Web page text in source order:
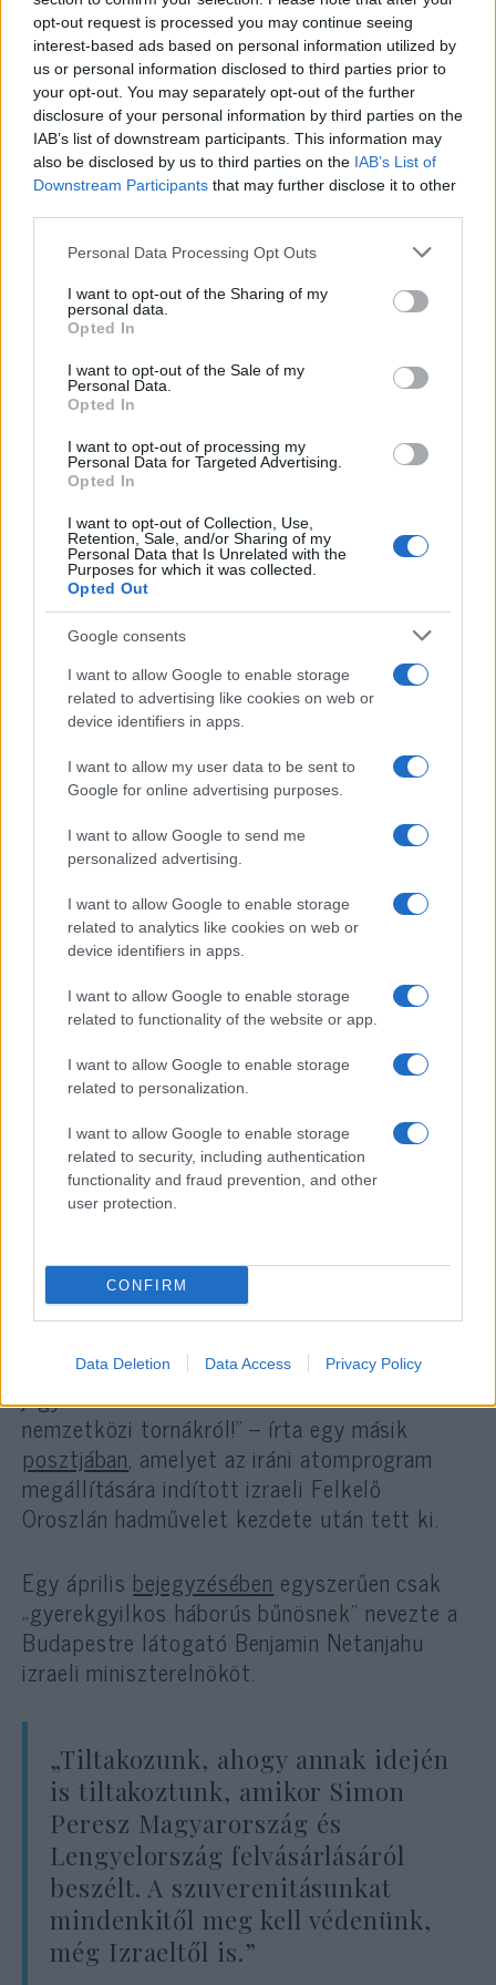
opt-out request is processed you may continue seeing
interest-based ads based on personal information utilized by
us or personal information disclosed to third parties prior to
your opt-out. You may separately opt-out of the further
disclosure of your personal information by third parties on the
IAB’s list of downstream participants. This information may
also be disclosed by us to third parties on the IAB’s List of
Downstream Participants that may further disclose it to other
Please note that this website/app uses one or more Google
not limited to your visit or usage behaviour. You may click to
grant or deny consent to Google and its third-party tags to
use your data for below specified purposes in below Google
consent section.
Personal Data Processing Opt Outs
I want to opt-out of the Sharing of my
personal data.
Opted In
I want to opt-out of the Sale of my
Personal Data.
Opted In
I want to opt-out of processing my
Personal Data for Targeted Advertising.
Opted In
I want to opt-out of Collection, Use,
Retention, Sale, and/or Sharing of my
Personal Data that Is Unrelated with the
Purposes for which it was collected.
Opted Out
Google consents
I want to allow Google to enable storage
related to advertising like cookies on web or
device identifiers in apps.
I want to allow my user data to be sent to
Google for online advertising purposes.
I want to allow Google to send me
personalized advertising.
I want to allow Google to enable storage
related to analytics like cookies on web or
device identifiers in apps.
I want to allow Google to enable storage
related to functionality of the website or app.
I want to allow Google to enable storage
related to personalization.
I want to allow Google to enable storage
related to security, including authentication
functionality and fraud prevention, and other
user protection.
CONFIRM
Data Deletion Data Access Privacy Policy
semmilyen bizonyíték nincs rituális
gyilkosságra, sőt Solymosi Eszter
valószínűleg baleset áldozata lett. Bár a
jogi ítélet tisztázta a vádlottakat, a
tiszaeszlári vérvád mégis mély nyomot
hagyott a magyar közéletben: felszínre
hozta a társadalomban meglévő
antiszemita előítéleteket, és hozzájárult
azok további erősödéséhez a későbbi
évtizedekben.
Gyalázat: Budapesti holokauszt-
Egy visszaeső antiszemita
Zolnai Imrének nem ez volt az első
zsidóellenes bejegyzése a Facebookon.
Közösségi médiaoldalán bőven találunk
példákat arra, amikor a zsidó közösséget
vagy Izrael államát kritizálva próbálta
előmozdítani pártja kicsit sem átlátszó
politikai agendáját.
A mi hazánkos politikus október 7-e után két
héttel megosztott egyképet Orbán Viktor
miniszterelnökről és Izrael volt askenáz
főrabbijáról, azt írva, hogy
„A kóserjobboldali Fidesz és a
magyargyűlölő balliberális
Harmadik Utat!”.
„Izrael háborút indított Irán ellen,
Követeljük, hogy a NOB és a nemzetközi
szakszövetségek azonnal engedjék újra az
Amennyiben nem, úgy az egyenlő bánásmód
jegyében tiltsák ki az izraelieket is a
nemzetközi tornákról!” – írta egy másik
posztjában, amelyet az iráni atomprogram
megállítására indított izraeli Felkelő
Oroszlán hadművelet kezdete után tett ki.
Egy április bejegyzésében egyszerűen csak
„gyerekgyilkos háborús bűnösnek” nevezte a
Budapestre látogató Benjamin Netanjahu
izraeli miniszterelnököt.
„Tiltakozunk, ahogy annak idején
is tiltakoztunk, amikor Simon
Peresz Magyarország és
Lengyelország felvásárlásáról
beszélt. A szuverenitásunkat
mindenkitől meg kell védenünk,
még Izraeltől is.”